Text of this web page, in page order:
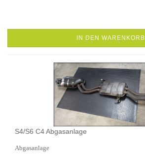
IN DEN WARENKORB
S4/S6 C4 Abgasanlage
Abgasanlage